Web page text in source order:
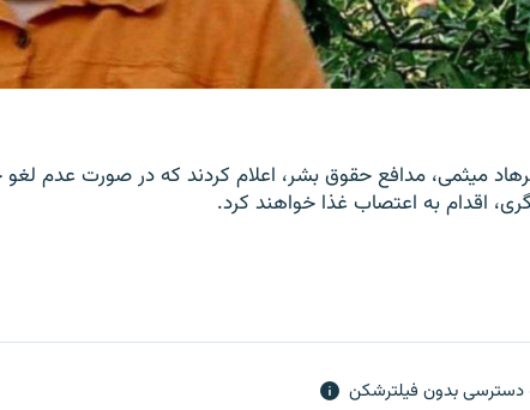
میثمی، مدافع حقوق بشر، اعلام کردند که در صورت عدم
اقدام به اعتصاب غذا خواهند کرد.
دسترسی بدون فیلترشکن